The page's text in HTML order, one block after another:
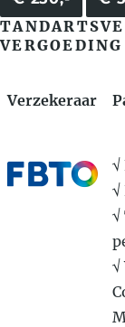
VERGOEDING
Verzekeraar
√
√
√
√